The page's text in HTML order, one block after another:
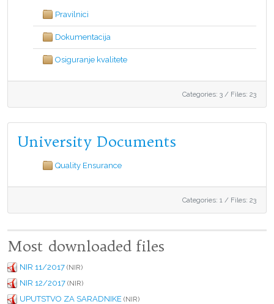
Pravilnici
Dokumentacija
Osiguranje kvalitete
Categories: 3 / Files: 23
University Documents
Quality Ensurance
Categories: 1 / Files: 23
Most downloaded files
NIR 11/2017 (NIR)
NIR 12/2017 (NIR)
UPUTSTVO ZA SARADNIKE (NIR)